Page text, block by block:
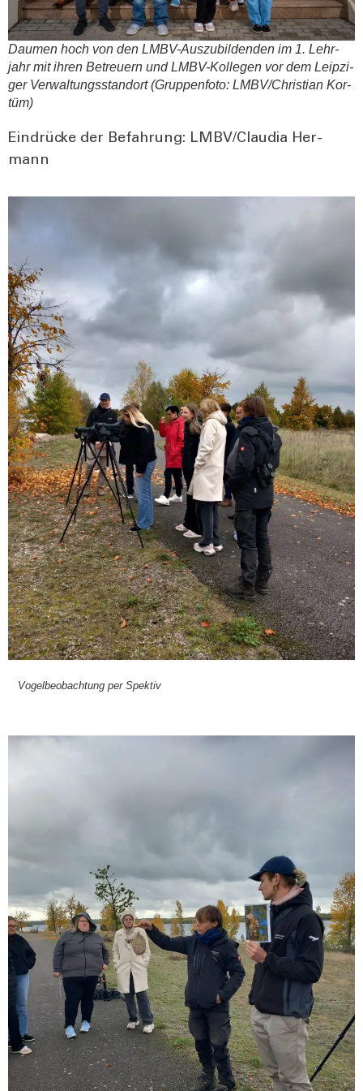
Dau­men hoch von den LMBV-Aus­zu­bil­den­den im 1. Lehr­
jahr mit ihren Betreu­ern und LMBV-Kol­le­gen vor dem Leip­zi­
ger Ver­wal­tungs­stand­ort (Grup­pen­fo­to: LMBV/Christian Kor­
tüm)
Ein­drü­cke der Befah­rung: LMBV/Claudia Her­
mann
Vogel­be­ob­ach­tung per Spek­tiv